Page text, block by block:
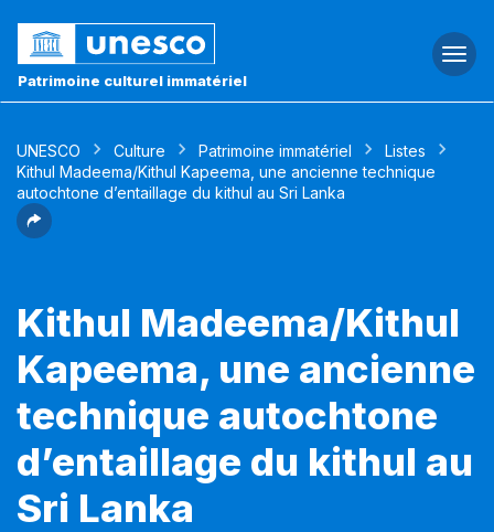
Patrimoine culturel immatériel
UNESCO Culture Patrimoine immatériel
Listes
Kithul Madeema/Kithul Kapeema, une ancienne technique
autochtone d’entaillage du kithul au Sri Lanka
Kithul Madeema/Kithul
Kapeema, une ancienne
technique autochtone
d’entaillage du kithul au
Sri Lanka